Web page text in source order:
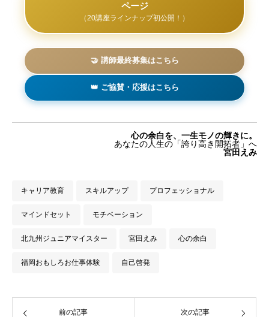
ページ
（20講座ラインナップ初公開！）
🤝 講師最終募集はこちら
👑 ご協賛・応援はこちら
心の余白を、一生モノの輝きに。
あなたの人生の「誇り高き開拓者」へ
宮田えみ
キャリア教育 スキルアップ プロフェッショナル
マインドセット モチベーション
北九州ジュニアマイスター 宮田えみ 心の余白
福岡おもしろお仕事体験 自己啓発
前の記事 次の記事